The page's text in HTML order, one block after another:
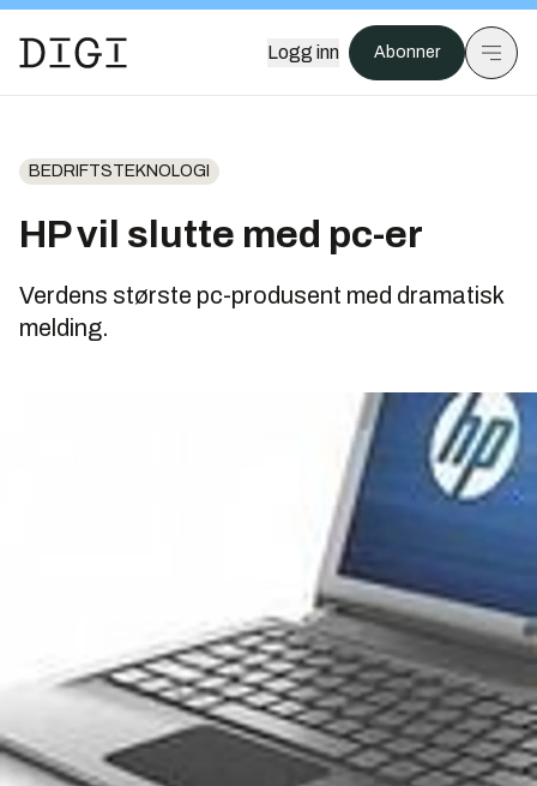
Logg inn Abonner
BEDRIFTSTEKNOLOGI
HP vil slutte med pc-er
Verdens største pc-produsent med dramatisk
melding.